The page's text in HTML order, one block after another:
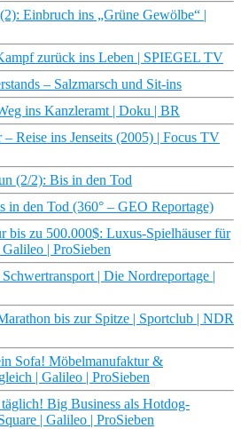
Einbruch ins „Grüne Gewölbe“ |
zurück ins Leben | SPIEGEL TV
– Salzmarsch und Sit-ins
ins Kanzleramt | Doku | BR
Reise ins Jenseits (2005) | Focus TV
(2/2): Bis in den Tod
in den Tod (360° – GEO Reportage)
bis zu 500.000$: Luxus-Spielhäuser für
| ProSieben
| Die Nordreportage |
bis zur Spitze | Sportclub | NDR
Sofa! Möbelmanufaktur &
| Galileo | ProSieben
Big Business als Hotdog-
| Galileo | ProSieben